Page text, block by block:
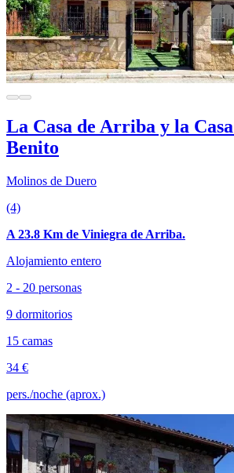
La Casa de Arriba y la
Benito
Molinos de Duero
(4)
A 23.8 Km de Viniegra de Arriba.
Alojamiento entero
2 - 20 personas
9 dormitorios
15 camas
34 €
pers./noche (aprox.)